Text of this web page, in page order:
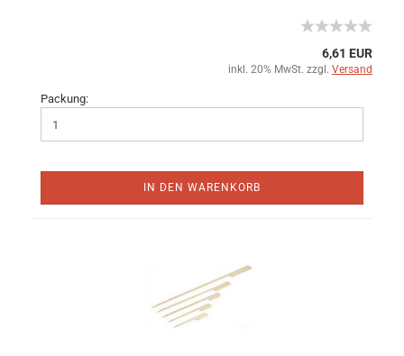
6,61 EUR
inkl. 20% MwSt. zzgl. Versand
Packung:
IN DEN WARENKORB